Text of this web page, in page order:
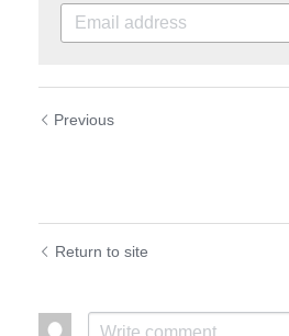
Previous
Return to site